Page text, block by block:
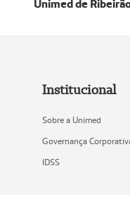
Unimed de
Institucional
Sobre a Unimed
Governança
IDSS